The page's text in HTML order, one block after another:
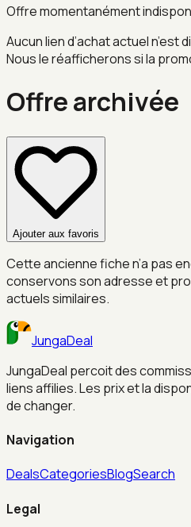
Offre momentanément
Aucun lien d’achat actuel
Nous le réafficherons si la
Offre archivée
Ajouter aux favoris
Cette ancienne fiche n’a pas
conservons son adresse et
actuels similaires.
JungaDeal
JungaDeal percoit des
liens affilies. Les prix et la
de changer.
Navigation
DealsCategoriesBlogSearch
Legal